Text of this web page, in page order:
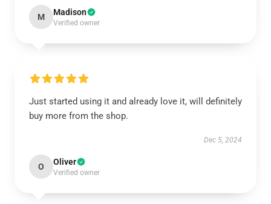
M Madison
Verified owner
Just started using it and already love it, will definitely
buy more from the shop.
Dec 5, 2024
O Oliver
Verified owner